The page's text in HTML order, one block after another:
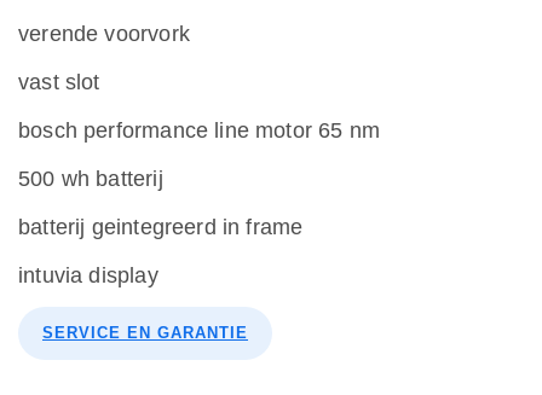
verende voorvork
vast slot
bosch performance line motor 65 nm
500 wh batterij
batterij geintegreerd in frame
intuvia display
SERVICE EN GARANTIE